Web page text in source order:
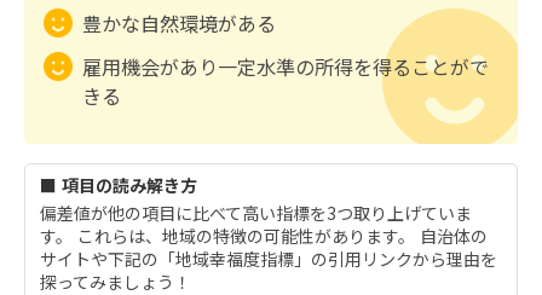
豊かな自然環境がある
雇用機会があり一定水準の所得を得ることがで
きる
■ 項目の読み解き方
偏差値が他の項目に比べて高い指標を3つ取り上げていま
す。 これらは、地域の特徴の可能性があります。 自治体の
サイトや下記の「地域幸福度指標」の引用リンクから理由を
探ってみましょう！